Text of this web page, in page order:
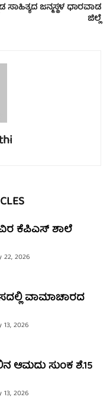
ಸಾಹಿತ್ಯದ ಜನ್ಮಸ್ಥಳ ಧಾರವಾಡ
ಜಿಲ್ಲೆ
ಕೆಪಿಎಸ್ ಶಾಲೆ
22, 2026
ವಾಮಾಚಾರದ
13, 2026
ಆಮದು ಸುಂಕ ಶೆ.15
13, 2026